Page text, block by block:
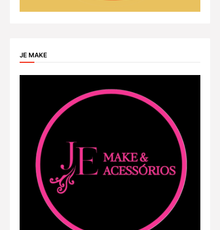
JE MAKE